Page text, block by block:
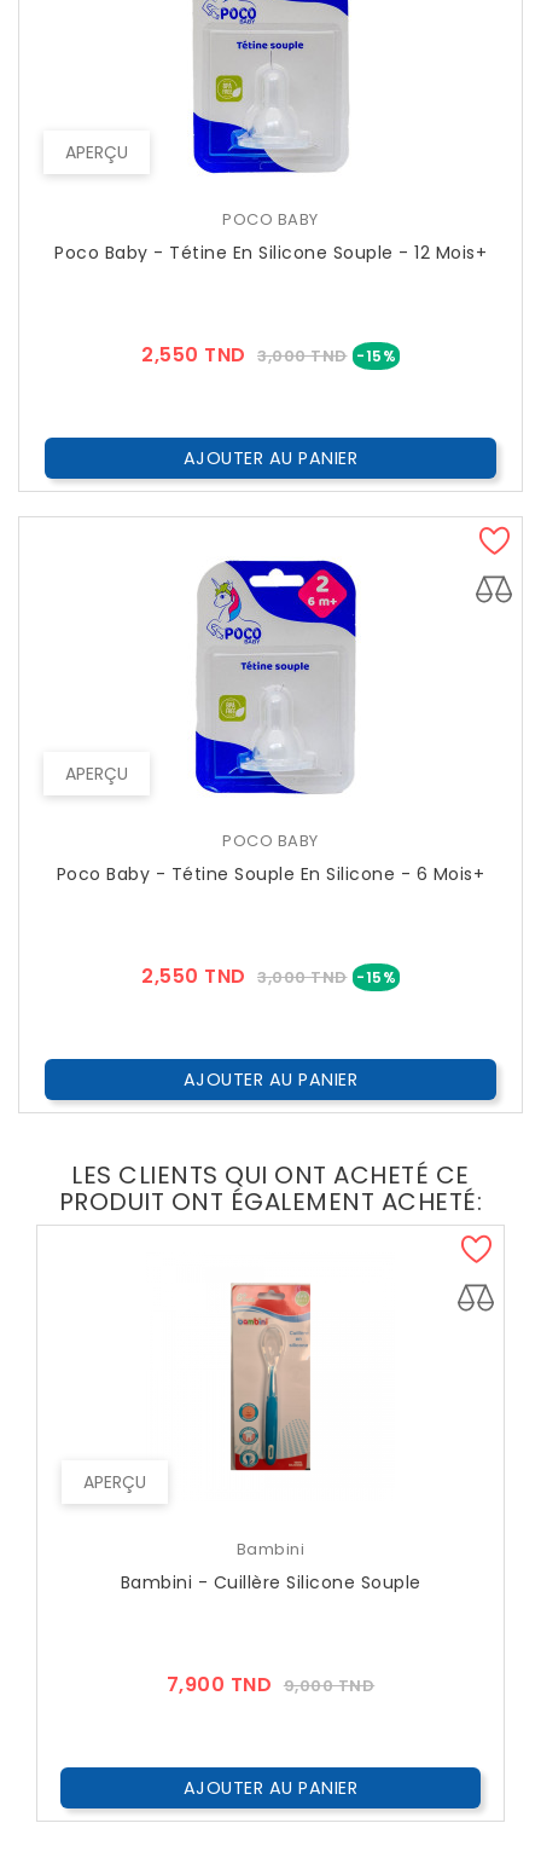
APERÇU
POCO BABY
Poco Baby - Tétine En Silicone Souple - 12 Mois+
2,550 TND Prix
3,000 TND -15%Prix
AJOUTER AU PANIER
APERÇU
POCO BABY
Poco Baby - Tétine Souple En Silicone - 6 Mois+
2,550 TND Prix
3,000 TND -15%Prix
AJOUTER AU PANIER
LES CLIENTS QUI ONT ACHETÉ CE
PRODUIT ONT ÉGALEMENT ACHETÉ:
APERÇU
Bambini
Bambini - Cuillère Silicone Souple
7,900 TND Prix
9,000 TNDPrix
AJOUTER AU PANIER